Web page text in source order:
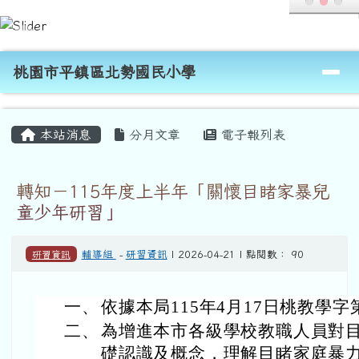
跳至主內容區
桃園市平鎮區北勢國民小學
導覽列
桃園市平鎮區北勢國民小學
本站消息 分月文章 電子報列表
轉知－115年度上半年「關懷目睹家暴兒
童少年研習」
研習資訊 輔導組 - 研習資訊| 2026-04-21 | 點閱數： 90
一、 依據本局115年4月17日桃教學字
二、 為增進本市各級學校教職人員對
礎認識及概念，理解目睹家庭暴